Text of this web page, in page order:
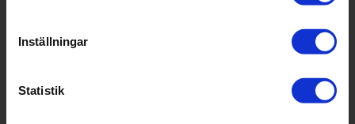
Inställningar
Statistik
Sage Oak